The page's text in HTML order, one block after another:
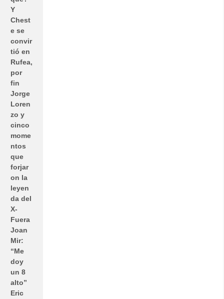
Y
Chest
e se
convir
tió en
Rufea,
por
fin
Jorge
Loren
zo y
cinco
mome
ntos
que
forjar
on la
leyen
da del
X-
Fuera
Joan
Mir:
“Me
doy
un 8
alto”
Eric